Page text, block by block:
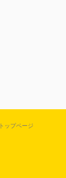
トップページ